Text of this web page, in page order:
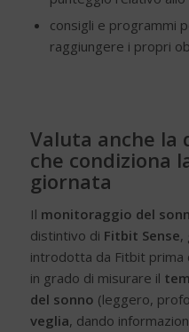
consigli e programmi
raggiungere i propri
Valuta anche la
che condiziona
giornata
Il monitoraggio del
distintivo di Fitbit Sense,
introdotta da Fitbit prima
in grado di misurare il
del sonno (leggero,
veglia, dando